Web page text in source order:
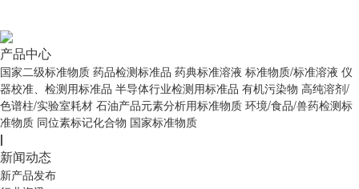
产品中心
国家二级标准物质 药品检测标准品 药典标准溶液 标准物质/标准溶液 仪
器校准、检测用标准品 半导体行业检测用标准品 有机污染物 高纯溶剂/
色谱柱/实验室耗材 石油产品元素分析用标准物质 环境/食品/兽药检测标
准物质 同位素标记化合物 国家标准物质
|
新闻动态
新产品发布